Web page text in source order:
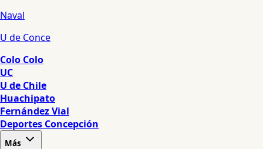
Naval
U de Conce
Colo Colo
UC
U de Chile
Huachipato
Fernández Vial
Deportes Concepción
Más